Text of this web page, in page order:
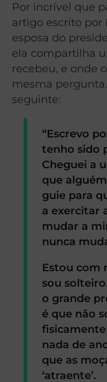
Por incrível que
artigo escrito por
esposa do
ela compartilha
recebeu, e onde
mesma
seguinte:
“Escrevo
tenho sido
Cheguei a
que
guie para
a exercitar
mudar a
nunca
Estou com
sou
o grande
é que não
nada de
que as
‘atraente’.